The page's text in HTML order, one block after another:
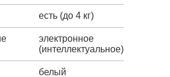
есть (до 4 кг)
электронное
(интеллектуальное)
белый